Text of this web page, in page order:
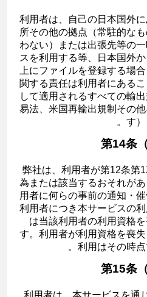
利用者は、自己の日本国外
所その他の拠点（常駐的な
わない）または出張先等の
スを利用する等、日本国外
上にファイルを登録する場
関する責任は利用者にある
して適用されるすべての輸
易法、米国再輸出規制その
す）
第14条
弊社は、利用者が第12条第
為または該当するおそれが
用者に何らの事前の通知・
利用者につき本サービスの
は当該利用者の利用資格
す。利用者が利用資格を喪
利用はその時点
第15条
1．利用者は、本サービスを